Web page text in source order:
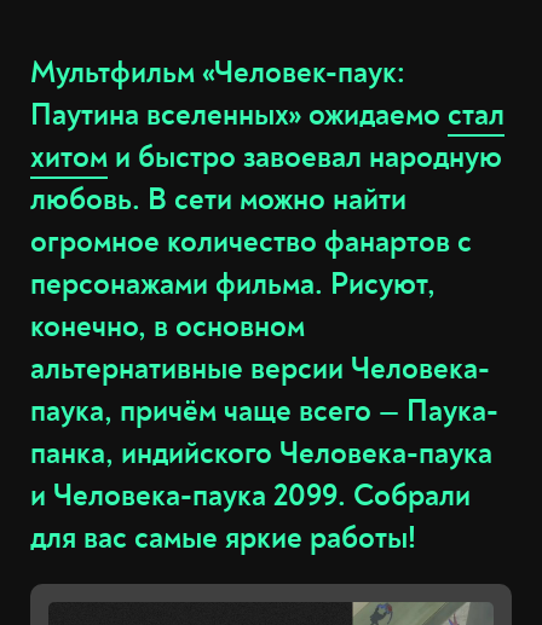
Мультфильм «Человек-паук:
Паутина вселенных» ожидаемо стал
хитом и быстро завоевал народную
любовь. В сети можно найти
огромное количество фанартов с
персонажами фильма. Рисуют,
конечно, в основном
альтернативные версии Человека-
паука, причём чаще всего — Паука-
панка, индийского Человека-паука
и Человека-паука 2099. Собрали
для вас самые яркие работы!